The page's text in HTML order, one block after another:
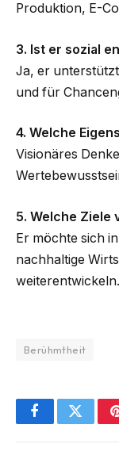
Produktion, E-
3. Ist er sozial
Ja, er
und für
4. Welche
Visionäres
5. Welche Ziele
Er möchte sich
nachhaltige
weiterentwickeln.
Berühmtheit
FacebookTwitter